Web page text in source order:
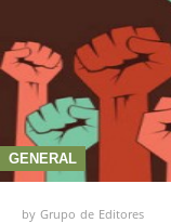
GENERAL
byGrupo de Editores